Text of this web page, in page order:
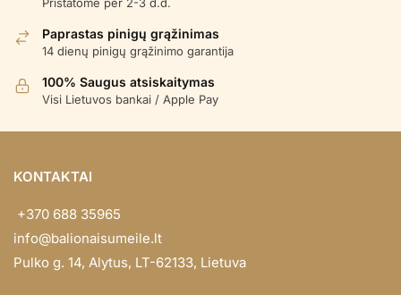
Paprastas pinigų grąžinimas
14 dienų pinigų grąžinimo garantija
100% Saugus atsiskaitymas
Visi Lietuvos bankai / Apple Pay
KONTAKTAI
+370 688 35965
info@balionaisumeile.lt
Pulko g. 14, Alytus, LT-62133, Lietuva